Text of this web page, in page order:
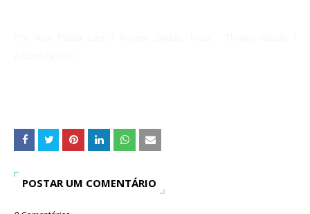
POSTAR UM COMENTÁRIO